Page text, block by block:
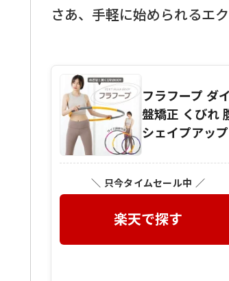
さあ、手軽に始められるエ
フラフープ ダ
盤矯正 くびれ
シェイプアッ
＼ 只今タイムセール中 ／
楽天で探す